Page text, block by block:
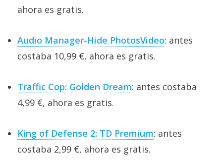
ahora es gratis.
Audio Manager-Hide PhotosVideo: antes
costaba 10,99 €, ahora es gratis.
Traffic Cop: Golden Dream: antes costaba
4,99 €, ahora es gratis.
King of Defense 2: TD Premium: antes
costaba 2,99 €, ahora es gratis.